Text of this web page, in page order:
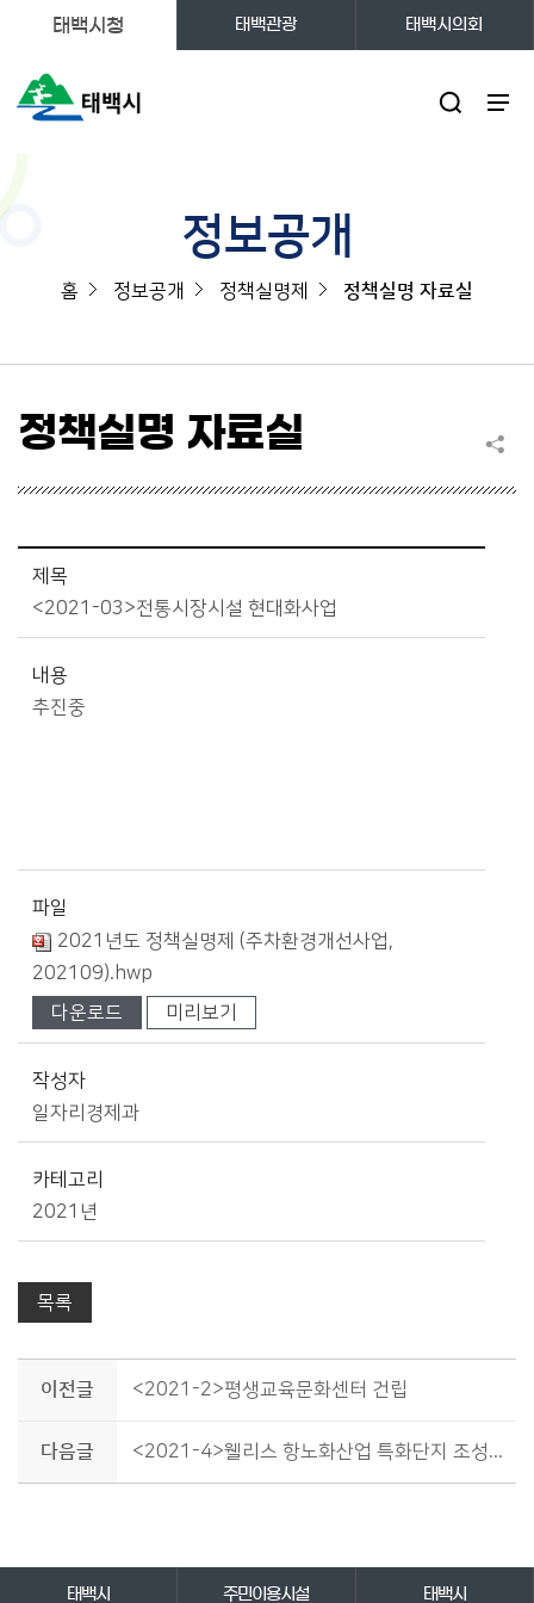
태백시청 태백관광 태백시의회
정보공개
홈 정보공개 정책실명제 정책실명 자료실
정책실명 자료실
제목
<2021-03>전통시장시설 현대화사업
내용
추진중
파일
2021년도 정책실명제 (주차환경개선사업,
202109).hwp
다운로드
미리보기
작성자
일자리경제과
카테고리
2021년
목록
이전글 <2021-2>평생교육문화센터 건립
다음글 <2021-4>웰리스 항노화산업 특화단지 조성(2021.9)
태백시 주민이용시설 태백시